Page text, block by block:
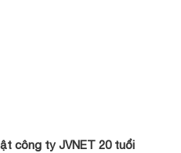
công ty JVNET 20 tuổi